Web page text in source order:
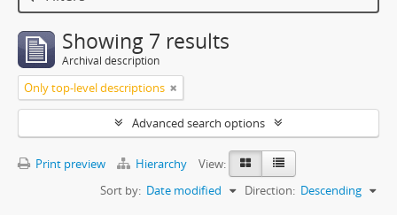
Showing 7 results
Archival description
Only top-level descriptions
Advanced search options
Print preview Hierarchy
View:
Sort by: Date modified Direction: Descending